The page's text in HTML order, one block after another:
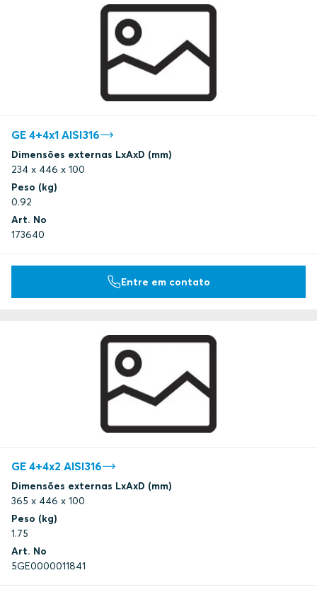
GE 4+4x1 AISI316
Dimensões externas LxAxD (mm)
234 x 446 x 100
Peso (kg)
0.92
Art. No
173640
Entre em contato
GE 4+4x2 AISI316
Dimensões externas LxAxD (mm)
365 x 446 x 100
Peso (kg)
1.75
Art. No
5GE0000011841